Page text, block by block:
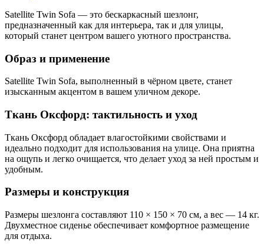
Satellite Twin Sofa — это бескаркасный шезлонг,
предназначенный как для интерьера, так и для улицы,
который станет центром вашего уютного пространства.
Образ и применение
Satellite Twin Sofa, выполненный в чёрном цвете, станет
изысканным акцентом в вашем уличном декоре.
Ткань Оксфорд: тактильность и уход
Ткань Оксфорд обладает влагостойкими свойствами и
идеально подходит для использования на улице. Она приятна
на ощупь и легко очищается, что делает уход за ней простым и
удобным.
Размеры и конструкция
Размеры шезлонга составляют 110 × 150 × 70 см, а вес — 14 кг.
Двухместное сиденье обеспечивает комфортное размещение
для отдыха.